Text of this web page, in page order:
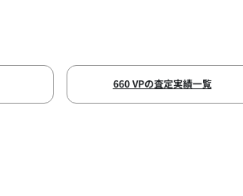
660 VPの査定実績一覧